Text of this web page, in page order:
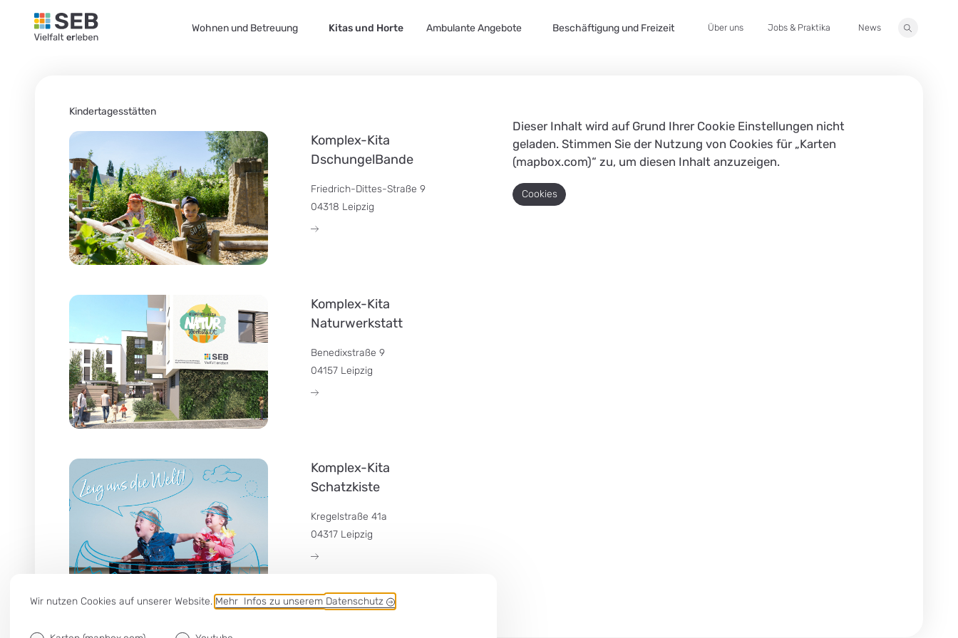
Wir nutzen Cookies auf unserer Website. Mehr Infos zu unserem Datenschutz
SEB Leipzig, Vielfalt erleben - zur Startseite
Wohnen und Betreuung Kitas und Horte Ambulante Angebote Beschäftigung und Freizeit Über uns Jobs & Praktika News
Kindertagesstätten
Komplex-Kita
DschungelBande
Friedrich-Dittes-Straße 9
04318 Leipzig
Komplex-Kita
Naturwerkstatt
Benedixstraße 9
04157 Leipzig
Komplex-Kita
Schatzkiste
Kregelstraße 41a
04317 Leipzig
Dieser Inhalt wird auf Grund Ihrer Cookie Einstellungen nicht
geladen. Stimmen Sie der Nutzung von Cookies für „Karten
(mapbox.com)“ zu, um diesen Inhalt anzuzeigen.
Cookies